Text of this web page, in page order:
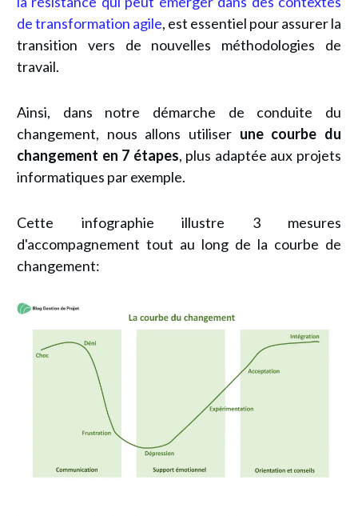
de transformation agile, est essentiel pour assurer la
transition vers de nouvelles méthodologies de
travail.
Ainsi, dans notre démarche de conduite du
changement, nous allons utiliser une courbe du
changement en 7 étapes, plus adaptée aux projets
informatiques par exemple.
Cette infographie illustre 3 mesures
d'accompagnement tout au long de la courbe de
changement: